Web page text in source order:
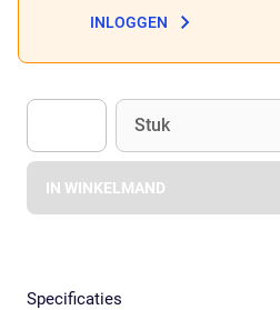
INLOGGEN
Eenheid
Stuk
IN WINKELMAND
Specificaties